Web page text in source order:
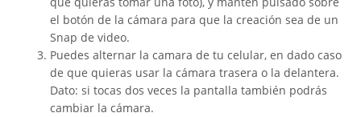
el botón de la cámara para que la creación sea de un
Snap de video.
Puedes alternar la camara de tu celular, en dado caso
de que quieras usar la cámara trasera o la delantera.
Dato: si tocas dos veces la pantalla también podrás
cambiar la cámara.